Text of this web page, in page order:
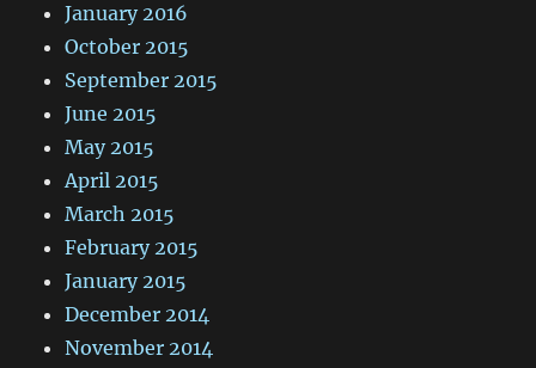
January 2016
October 2015
September 2015
June 2015
May 2015
April 2015
March 2015
February 2015
January 2015
December 2014
November 2014